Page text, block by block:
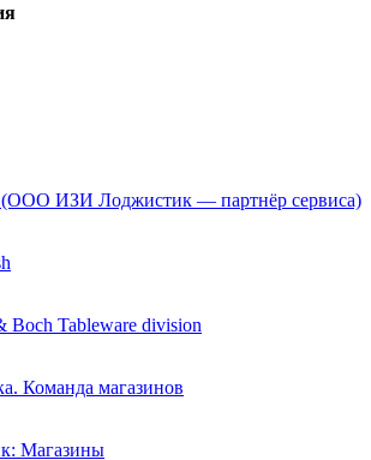
(ООО ИЗИ Лоджистик — партнёр сервиса)
Boch Tableware division
Команда магазинов
Магазины